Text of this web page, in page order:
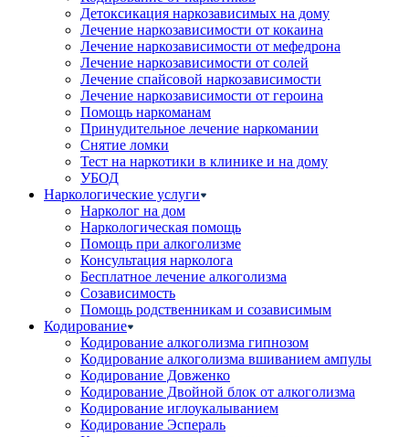
Детоксикация наркозависимых на дому
Лечение наркозависимости от кокаина
Лечение наркозависимости от мефедрона
Лечение наркозависимости от солей
Лечение спайсовой наркозависимости
Лечение наркозависимости от героина
Помощь наркоманам
Принудительное лечение наркомании
Снятие ломки
Тест на наркотики в клинике и на дому
УБОД
Наркологические услуги
Нарколог на дом
Наркологическая помощь
Помощь при алкоголизме
Консультация нарколога
Бесплатное лечение алкоголизма
Созависимость
Помощь родственникам и созависимым
Кодирование
Кодирование алкоголизма гипнозом
Кодирование алкоголизма вшиванием ампулы
Кодирование Довженко
Кодирование Двойной блок от алкоголизма
Кодирование иглоукалыванием
Кодирование Эспераль